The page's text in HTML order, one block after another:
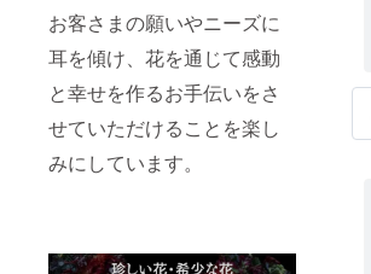
お客さまの願いやニーズに
耳を傾け、花を通じて感動
と幸せを作るお手伝いをさ
せていただけることを楽し
みにしています。